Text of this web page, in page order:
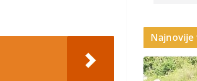
Najnovije